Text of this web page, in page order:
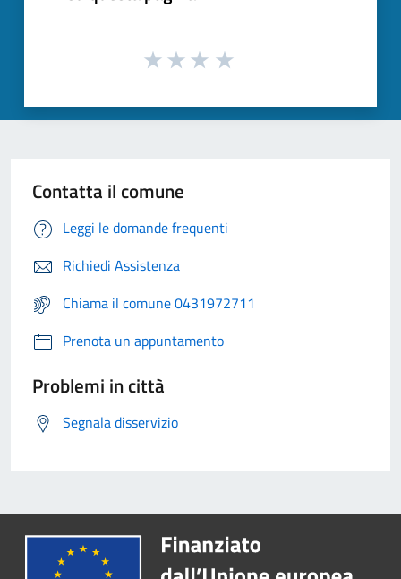
Contatta il comune
Leggi le domande frequenti
Richiedi Assistenza
Chiama il comune 0431972711
Prenota un appuntamento
Problemi in città
Segnala disservizio